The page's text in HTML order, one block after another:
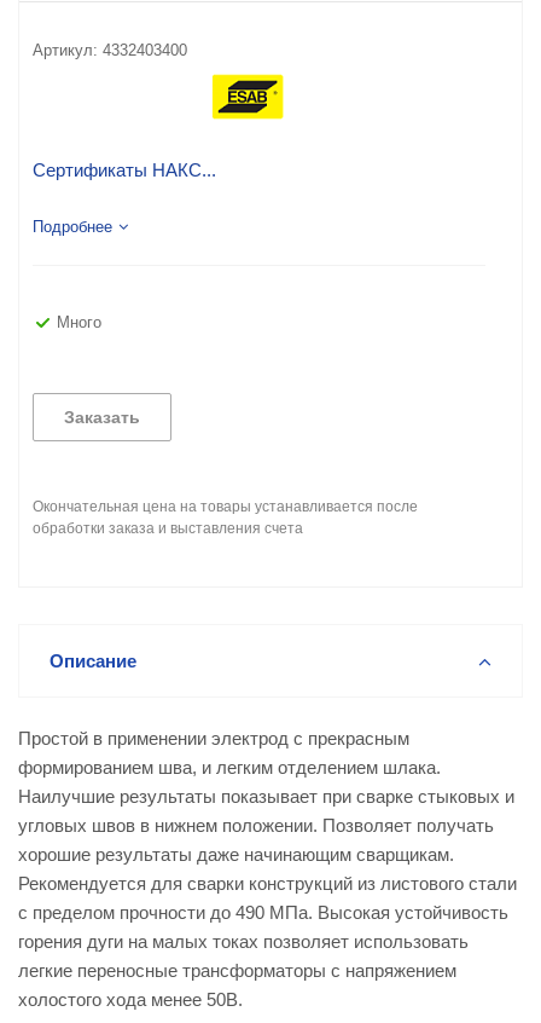
Артикул: 4332403400
Сертификаты НАКС...
Подробнее
Много
Заказать
Окончательная цена на товары устанавливается после
обработки заказа и выставления счета
Описание
Простой в применении электрод с прекрасным
формированием шва, и легким отделением шлака.
Наилучшие результаты показывает при сварке стыковых и
угловых швов в нижнем положении. Позволяет получать
хорошие результаты даже начинающим сварщикам.
Рекомендуется для сварки конструкций из листового стали
с пределом прочности до 490 МПа. Высокая устойчивость
горения дуги на малых токах позволяет использовать
легкие переносные трансформаторы с напряжением
холостого хода менее 50В.